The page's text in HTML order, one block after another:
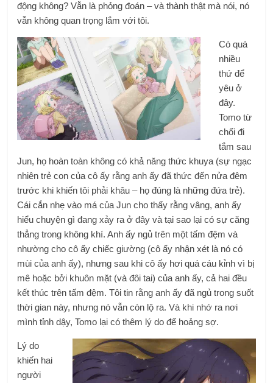
động không? Vẫn là phỏng đoán – và thành thật mà nói, nó
vẫn không quan trọng lắm với tôi.
Có quá
nhiều
thứ để
yêu ở
đây.
Tomo từ
chối đi
tắm sau
Jun, họ hoàn toàn không có khả năng thức khuya (sự ngạc
nhiên trẻ con của cô ấy rằng anh ấy đã thức đến nửa đêm
trước khi khiến tôi phải khâu – họ đúng là những đứa trẻ).
Cái cắn nhẹ vào má của Jun cho thấy rằng vâng, anh ấy
hiểu chuyện gì đang xảy ra ở đây và tại sao lại có sự căng
thẳng trong không khí. Anh ấy ngủ trên một tấm đệm và
nhường cho cô ấy chiếc giường (cô ấy nhận xét là nó có
mùi của anh ấy), nhưng sau khi cô ấy hơi quá cáu kỉnh vì bị
mê hoặc bởi khuôn mặt (và đôi tai) của anh ấy, cả hai đều
kết thúc trên tấm đệm. Tôi tin rằng anh ấy đã ngủ trong suốt
thời gian này, nhưng nó vẫn còn lộ ra. Và khi nhớ ra nơi
mình tỉnh dậy, Tomo lại có thêm lý do để hoảng sợ.
Lý do
khiến hai
người